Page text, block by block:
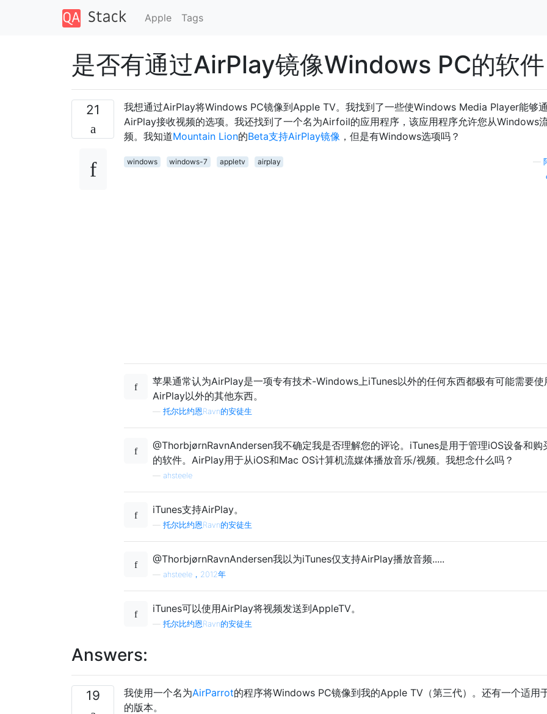
Apple Tags
是否有通过AirPlay镜像Windows PC的软件
21
我想通过AirPlay将Windows PC镜像到Apple TV。我找到了一些使Windows Media Player能够
AirPlay接收视频的选项。我还找到了一个名为Airfoil的应用程序，该应用程序允许您从Windows
频。我知道Mountain Lion的Beta支持AirPlay镜像 ，但是有Windows选项吗？
windows windows-7 appletv airplay
苹果通常认为AirPlay是一项专有技术-Windows上iTunes以外的任何东西都极有可能需要使
AirPlay以外的其他东西。
托尔比约恩Ravn的安徒生
@ThorbjørnRavnAndersen我不确定我是否理解您的评论。iTunes是用于管理iOS设备和购
的软件。AirPlay用于从iOS和Mac OS计算机流媒体播放音乐/视频。我想念什么吗？
ahsteele
iTunes支持AirPlay。
托尔比约恩Ravn的安徒生
@ThorbjørnRavnAndersen我以为iTunes仅支持AirPlay播放音频.....
ahsteele，2012年
iTunes可以使用AirPlay将视频发送到AppleTV。
托尔比约恩Ravn的安徒生
Answers:
19 我使用一个名为AirParrot的程序将Windows PC镜像到我的Apple TV（第三代）。还有一个适用
的版本。